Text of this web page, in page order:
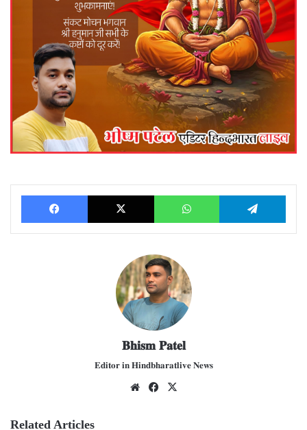
Facebook X WhatsApp
𝐁𝐡𝐢𝐬𝐦 𝐏𝐚𝐭𝐞𝐥
𝐄𝐝𝐢𝐭𝐨𝐫 𝐢𝐧 𝐇𝐢𝐧𝐝𝐛𝐡𝐚𝐫𝐚𝐭𝐥𝐢𝐯𝐞 𝐍𝐞𝐰𝐬
We
Fac
Related Articles